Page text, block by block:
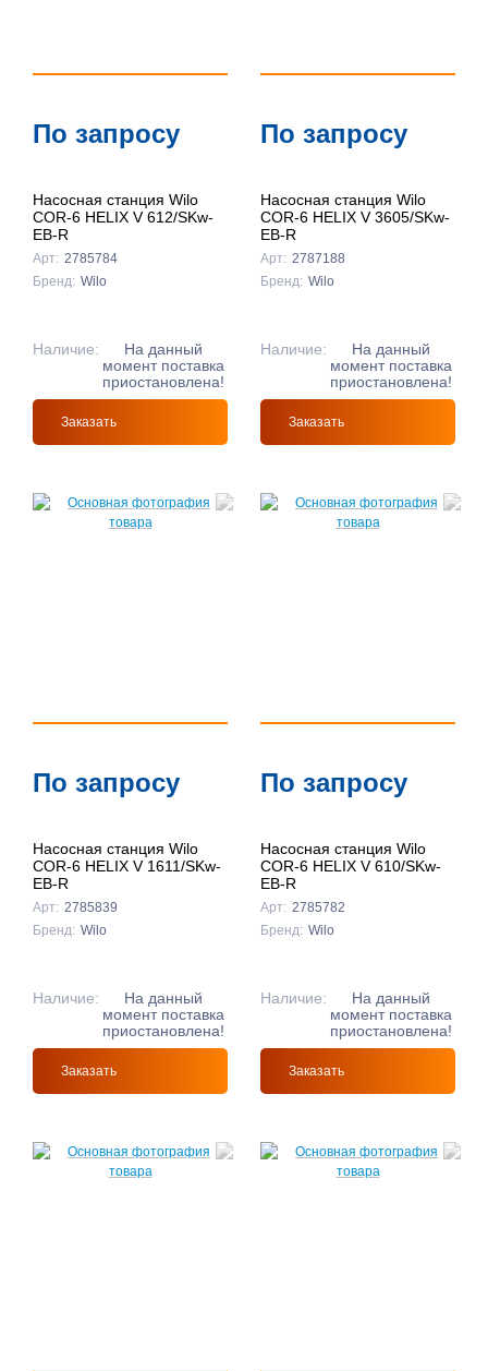
По запросу
Насосная станция Wilo
COR-6 HELIX V 612/SKw-
EB-R
Арт: 2785784
Бренд: Wilo
Наличие:
На данный
момент поставка
приостановлена!
Заказать
По запросу
Насосная станция Wilo
COR-6 HELIX V 3605/SKw-
EB-R
Арт: 2787188
Бренд: Wilo
Наличие:
На данный
момент поставка
приостановлена!
Заказать
По запросу
Насосная станция Wilo
COR-6 HELIX V 1611/SKw-
EB-R
Арт: 2785839
Бренд: Wilo
Наличие:
На данный
момент поставка
приостановлена!
Заказать
По запросу
Насосная станция Wilo
COR-6 HELIX V 610/SKw-
EB-R
Арт: 2785782
Бренд: Wilo
Наличие:
На данный
момент поставка
приостановлена!
Заказать